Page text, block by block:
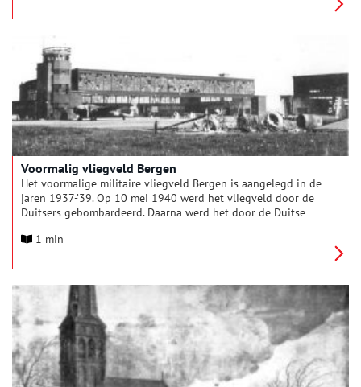
1953 ging wonen. Met name zijn jeugd in de Jordaan en de
zware tijden die hij later in de hoofdstad doormaakte hebben
grote invloed gehad op zijn werk.
Voormalig vliegveld Bergen
Het voormalige militaire vliegveld Bergen is aangelegd in de
jaren 1937-’39. Op 10 mei 1940 werd het vliegveld door de
Duitsers gebombardeerd. Daarna werd het door de Duitse
gebouwd. Na de oorlog nam Defensie het terrein in gebruik.
1 min